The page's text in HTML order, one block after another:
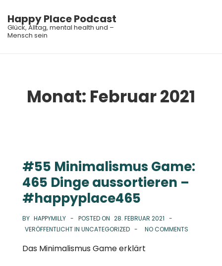
Zum
Inhalt
Happy Place Podcast
Glück, Alltag, mental health und –
Mensch sein
Monat: Februar 2021
#55 Minimalismus Game:
465 Dinge aussortieren –
#happyplace465
BY HAPPYMILLY POSTED ON 28. FEBRUAR 2021
VERÖFFENTLICHT IN UNCATEGORIZED NO COMMENTS
Das Minimalismus Game erklärt